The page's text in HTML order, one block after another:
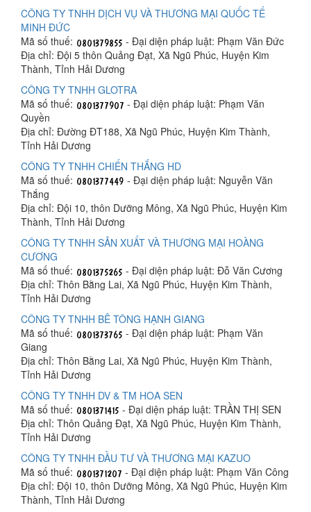
CÔNG TY TNHH DỊCH VỤ VÀ THƯƠNG MẠI QUỐC TẾ
MINH ĐỨC
Mã số thuế:
- Đại diện pháp luật: Phạm Văn Đức
Địa chỉ: Đội 5 thôn Quảng Đạt, Xã Ngũ Phúc, Huyện Kim
Thành, Tỉnh Hải Dương
CÔNG TY TNHH GLOTRA
Mã số thuế:
- Đại diện pháp luật: Phạm Văn
Quyền
Địa chỉ: Đường ĐT188, Xã Ngũ Phúc, Huyện Kim Thành,
Tỉnh Hải Dương
CÔNG TY TNHH CHIẾN THẮNG HD
Mã số thuế:
- Đại diện pháp luật: Nguyễn Văn
Thắng
Địa chỉ: Đội 10, thôn Dưỡng Mông, Xã Ngũ Phúc, Huyện Kim
Thành, Tỉnh Hải Dương
CÔNG TY TNHH SẢN XUẤT VÀ THƯƠNG MẠI HOÀNG
CƯƠNG
Mã số thuế:
- Đại diện pháp luật: Đỗ Văn Cương
Địa chỉ: Thôn Bằng Lai, Xã Ngũ Phúc, Huyện Kim Thành,
Tỉnh Hải Dương
CÔNG TY TNHH BÊ TÔNG HẠNH GIANG
Mã số thuế:
- Đại diện pháp luật: Phạm Văn
Giang
Địa chỉ: Thôn Bằng Lai, Xã Ngũ Phúc, Huyện Kim Thành,
Tỉnh Hải Dương
CÔNG TY TNHH DV & TM HOA SEN
Mã số thuế:
- Đại diện pháp luật: TRẦN THỊ SEN
Địa chỉ: Thôn Quảng Đạt, Xã Ngũ Phúc, Huyện Kim Thành,
Tỉnh Hải Dương
CÔNG TY TNHH ĐẦU TƯ VÀ THƯƠNG MẠI KAZUO
Mã số thuế:
- Đại diện pháp luật: Phạm Văn Công
Địa chỉ: Đội 10, thôn Dưỡng Mông, Xã Ngũ Phúc, Huyện Kim
Thành, Tỉnh Hải Dương